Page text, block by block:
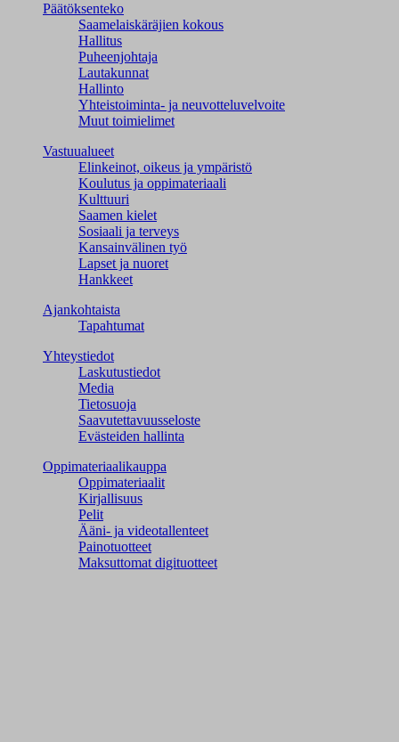
Päätöksenteko
Saamelaiskäräjien kokous
Hallitus
Puheenjohtaja
Lautakunnat
Hallinto
Yhteistoiminta- ja neuvotteluvelvoite
Muut toimielimet
Vastuualueet
Elinkeinot, oikeus ja ympäristö
Koulutus ja oppimateriaali
Kulttuuri
Saamen kielet
Sosiaali ja terveys
Kansainvälinen työ
Lapset ja nuoret
Hankkeet
Ajankohtaista
Tapahtumat
Yhteystiedot
Laskutustiedot
Media
Tietosuoja
Saavutettavuusseloste
Evästeiden hallinta
Oppimateriaalikauppa
Oppimateriaalit
Kirjallisuus
Pelit
Ääni- ja videotallenteet
Painotuotteet
Maksuttomat digituotteet